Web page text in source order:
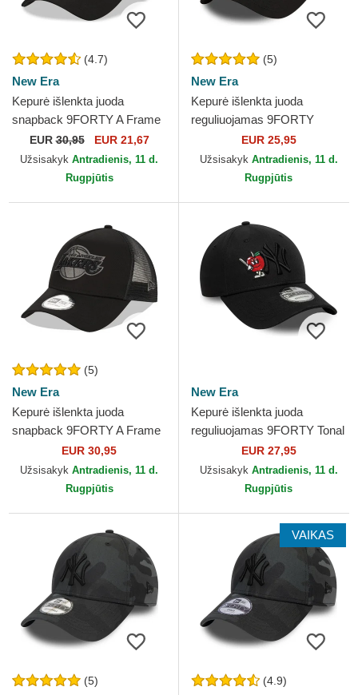
(4.7)
New Era
Kepurė išlenkta juoda
snapback 9FORTY A Frame
Tonal Chicago Bulls NBA
New Era
EUR30,95 EUR 21,67
Užsisakyk Antradienis, 11 d.
Rugpjūtis
(5)
New Era
Kepurė išlenkta juoda
reguliuojamas 9FORTY
Essential Chicago Bulls NBA
New Era
EUR 25,95
Užsisakyk Antradienis, 11 d.
Rugpjūtis
(5)
New Era
Kepurė išlenkta juoda
snapback 9FORTY A Frame
Tonal Los Angeles Lakers
NBA New Era
EUR 30,95
Užsisakyk Antradienis, 11 d.
Rugpjūtis
New Era
Kepurė išlenkta juoda
reguliuojamas 9FORTY Tonal
Icon New York Yankees MLB
New Era
EUR 27,95
Užsisakyk Antradienis, 11 d.
Rugpjūtis
(5)
VAIKAS
(4.9)